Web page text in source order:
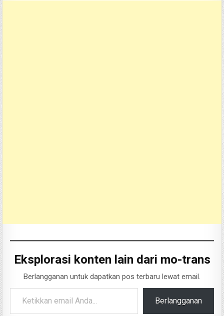
Eksplorasi konten lain dari mo-trans
Berlangganan untuk dapatkan pos terbaru lewat email.
Ketikkan email Anda...
Berlangganan